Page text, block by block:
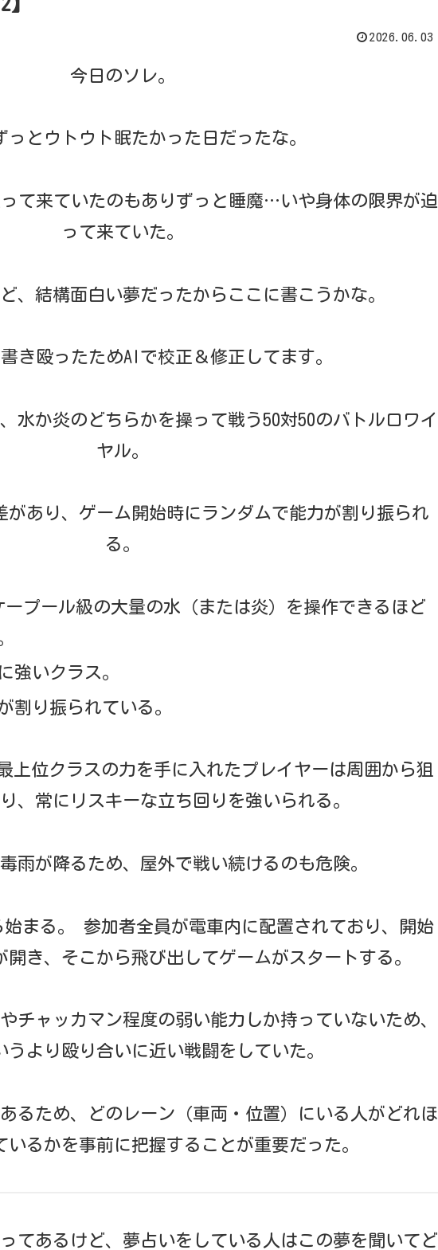
2026.06.03
今日のソレ。
っとウトウト眠たかった日だったな。
て来ていたのもありずっと睡魔…いや身体の限界が迫
って来ていた。
、結構面白い夢だったからここに書こうかな。
き殴ったためAIで校正＆修正してます。
水か炎のどちらかを操って戦う50対50のバトルロワイ
ヤル。
があり、ゲーム開始時にランダムで能力が割り振られ
る。
ープール級の大量の水（または炎）を操作できるほど
強いクラス。
割り振られている。
上位クラスの力を手に入れたプレイヤーは周囲から狙
、常にリスキーな立ち回りを強いられる。
雨が降るため、屋外で戦い続けるのも危険。
まる。 参加者全員が電車内に配置されており、開始
開き、そこから飛び出してゲームがスタートする。
チャッカマン程度の弱い能力しか持っていないため、
うより殴り合いに近い戦闘をしていた。
るため、どのレーン（車両・位置）にいる人がどれほ
いるかを事前に把握することが重要だった。
てあるけど、夢占いをしている人はこの夢を聞いてど